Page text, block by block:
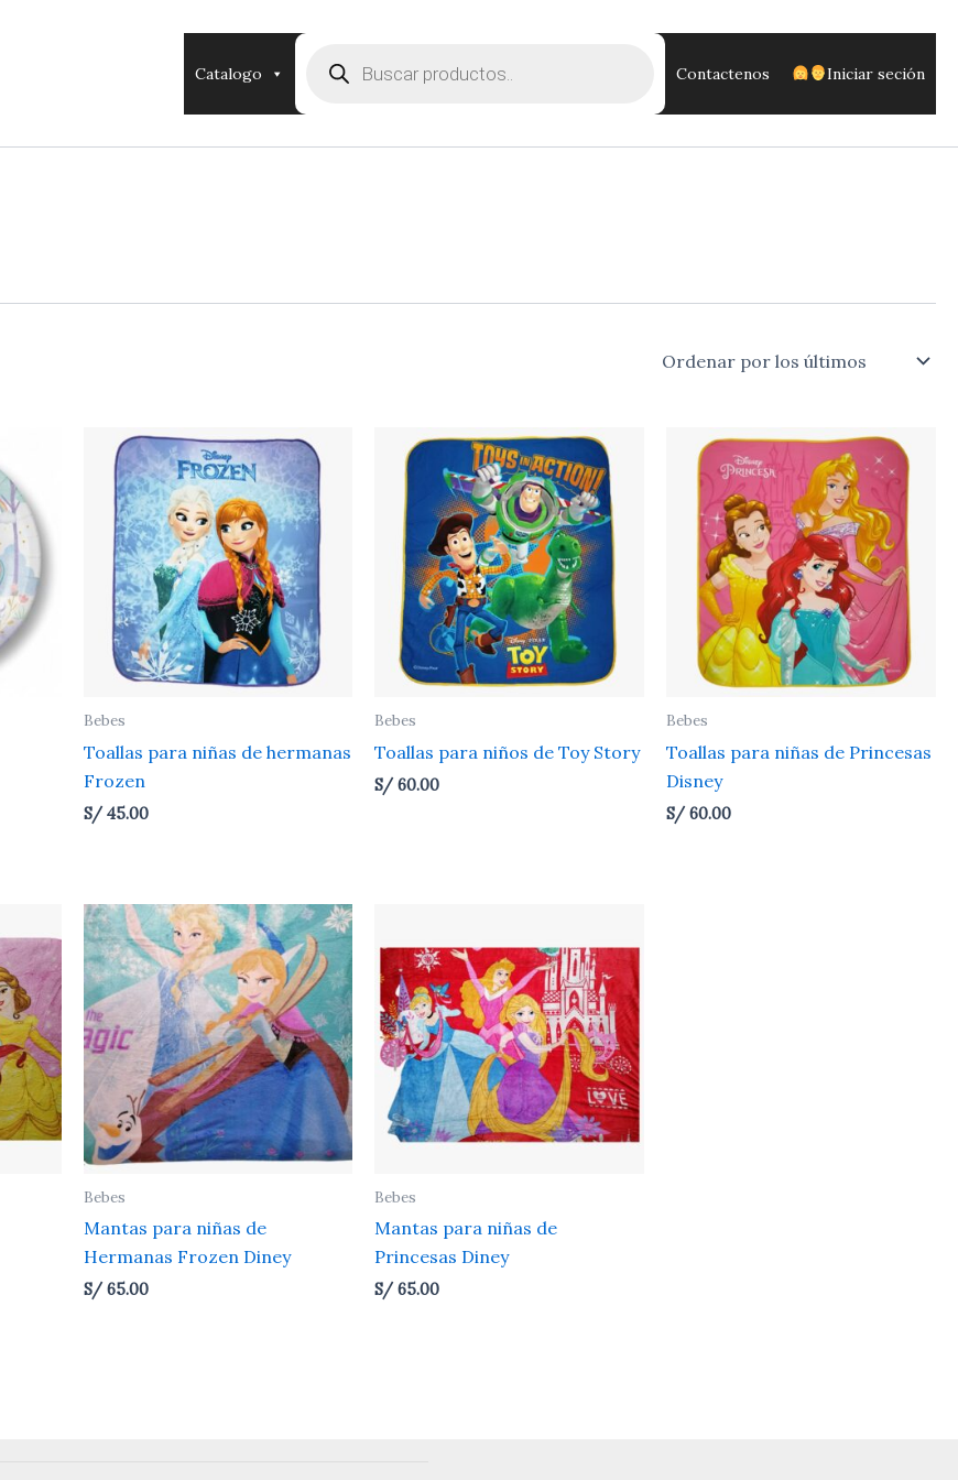
Catalogo
productos
Contactenos Iniciar seción
Bebes
Toallas para niñas de hermanas
Frozen
S/45.00
Bebes
Toallas para niños de Toy Story
S/60.00
Bebes
Toallas para niñas de Princesas
Disney
S/60.00
Bebes
Mantas para niñas de
Hermanas Frozen Diney
S/65.00
Bebes
Mantas para niñas de
Princesas Diney
S/65.00